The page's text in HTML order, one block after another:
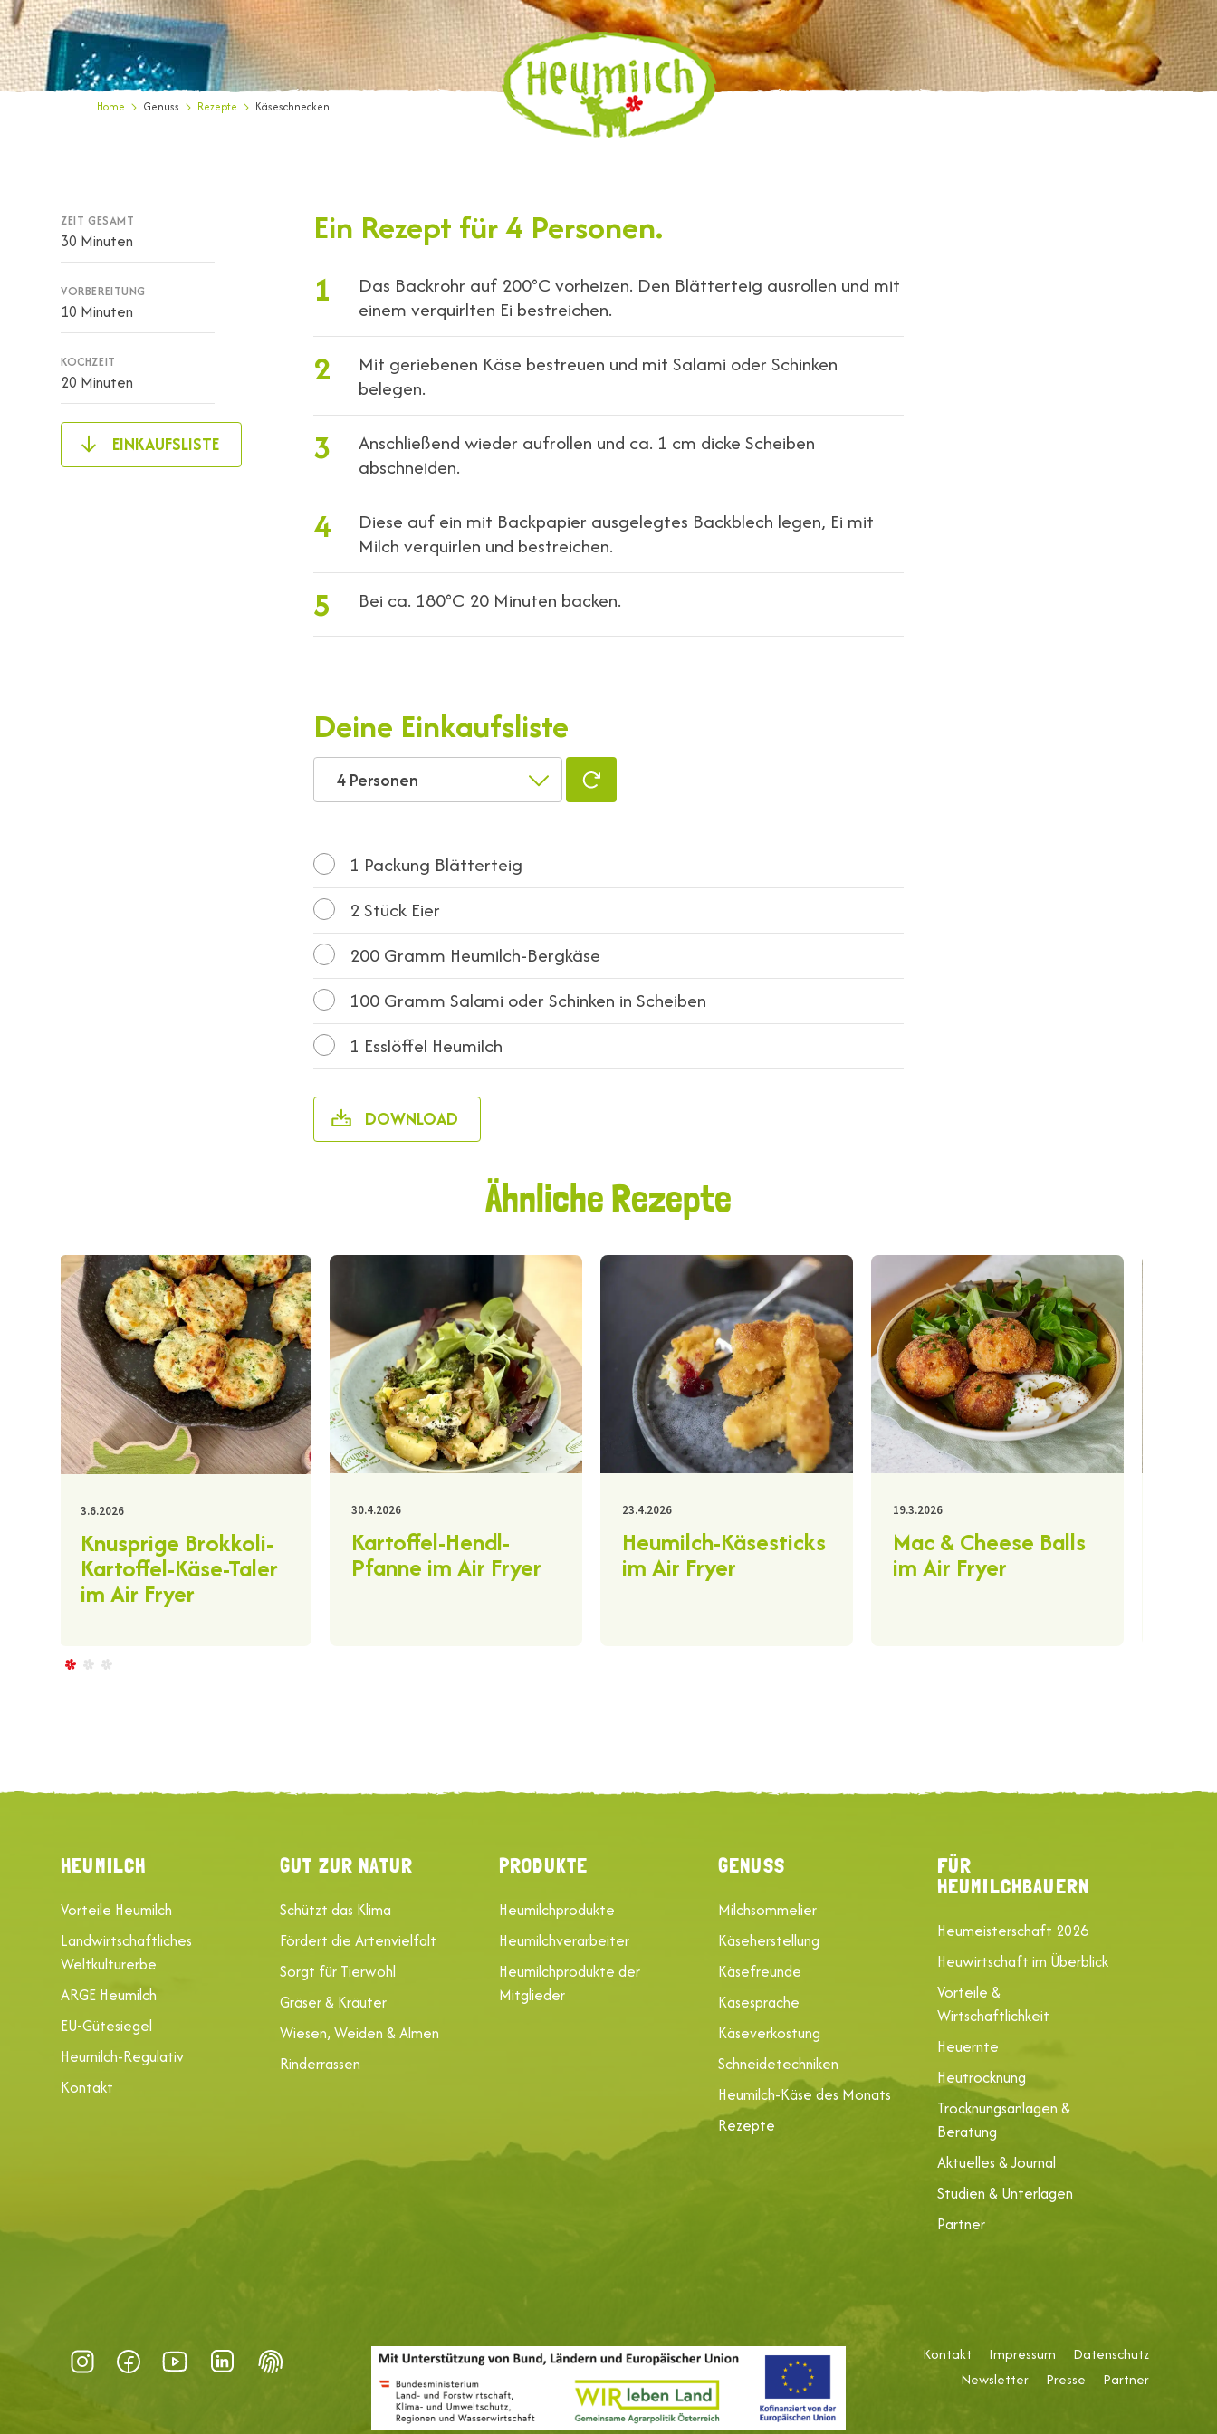
Home Genuss Rezepte Käseschnecken
ZEIT GESAMT
30 Minuten
VORBEREITUNG
10 Minuten
KOCHZEIT
20 Minuten
EINKAUFSLISTE
Ein Rezept für 4 Personen.
1
Das Backrohr auf 200°C vorheizen. Den Blätterteig ausrollen und mit
einem verquirlten Ei bestreichen.
2
Mit geriebenen Käse bestreuen und mit Salami oder Schinken
belegen.
3
Anschließend wieder aufrollen und ca. 1 cm dicke Scheiben
abschneiden.
4
Diese auf ein mit Backpapier ausgelegtes Backblech legen, Ei mit
Milch verquirlen und bestreichen.
5 Bei ca. 180°C 20 Minuten backen.
Deine Einkaufsliste
4 Personen
1 Packung Blätterteig
2Stück Eier
200 Gramm Heumilch-Bergkäse
100 Gramm Salami oder Schinken in Scheiben
1 Esslöffel Heumilch
DOWNLOAD
Ähnliche Rezepte
3.6.2026
Knusprige Brokkoli-
Kartoffel-Käse-Taler
im Air Fryer
30.4.2026
Kartoffel-Hendl-
Pfanne im Air Fryer
23.4.2026
Heumilch-Käsesticks
im Air Fryer
19.3.2026
Mac & Cheese Balls
im Air Fryer
HEUMILCH
Vorteile Heumilch
Landwirtschaftliches
Weltkulturerbe
ARGE Heumilch
EU-Gütesiegel
Heumilch-Regulativ
Kontakt
GUT ZUR NATUR
Schützt das Klima
Fördert die Artenvielfalt
Sorgt für Tierwohl
Gräser & Kräuter
Wiesen, Weiden & Almen
Rinderrassen
PRODUKTE
Heumilchprodukte
Heumilchverarbeiter
Heumilchprodukte der
Mitglieder
GENUSS
Milchsommelier
Käseherstellung
Käsefreunde
Käsesprache
Käseverkostung
Schneidetechniken
Heumilch-Käse des Monats
Rezepte
FÜR
HEUMILCHBAUERN
Heumeisterschaft 2026
Heuwirtschaft im Überblick
Vorteile &
Wirtschaftlichkeit
Heuernte
Heutrocknung
Trocknungsanlagen &
Beratung
Aktuelles & Journal
Studien & Unterlagen
Partner
Kontakt Impressum
Datenschutz
Newsletter
Presse Partner